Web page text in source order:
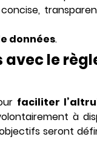
données.
avec le
faciliter
à
seront